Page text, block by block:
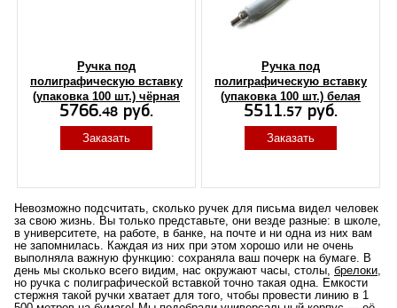
Ручка под
полиграфическую вставку
(упаковка 100 шт.) чёрная
5766.48 руб.
Заказать
Ручка под
полиграфическую вставку
(упаковка 100 шт.) белая
5511.57 руб.
Заказать
Невозможно подсчитать, сколько ручек для письма видел человек
за свою жизнь. Вы только представьте, они везде разные: в школе,
в университете, на работе, в банке, на почте и ни одна из них вам
не запомнилась. Каждая из них при этом хорошо или не очень
выполняла важную функцию: сохраняла ваш почерк на бумаге. В
день мы сколько всего видим, нас окружают часы, столы, брелоки,
но ручка с полиграфической вставкой точно такая одна. Емкости
стержня такой ручки хватает для того, чтобы провести линию в 1